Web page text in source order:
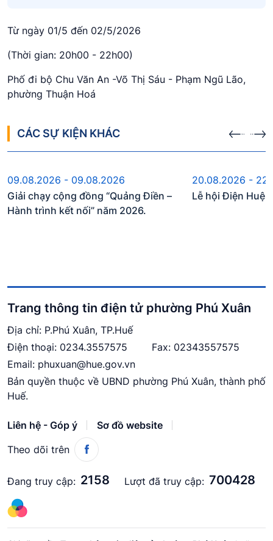
Từ ngày 01/5 đến 02/5/2026
(Thời gian: 20h00 - 22h00)
Phố đi bộ Chu Văn An -Võ Thị Sáu - Phạm Ngũ Lão,
phường Thuận Hoá
CÁC SỰ KIỆN KHÁC
Sự kiện sắp diễn ra
09.08.2026 - 09.08.2026
Giải chạy cộng đồng “Quảng Điền –
Hành trình kết nối” năm 2026.
Sự kiện
20.08.2026 -
Lễ hội Điện Huệ
Trang thông tin điện tử phường Phú Xuân
Địa chỉ: P.Phú Xuân, TP.Huế
Điện thoại: 0234.3557575
Fax: 02343557575
Email: phuxuan@hue.gov.vn
Bản quyền thuộc về UBND phường Phú Xuân, thành phố
Huế.
Liên hệ - Góp ý
Sơ đồ website
Theo dõi trên
Đang truy cập: 2158 Lượt đã truy cập: 700428